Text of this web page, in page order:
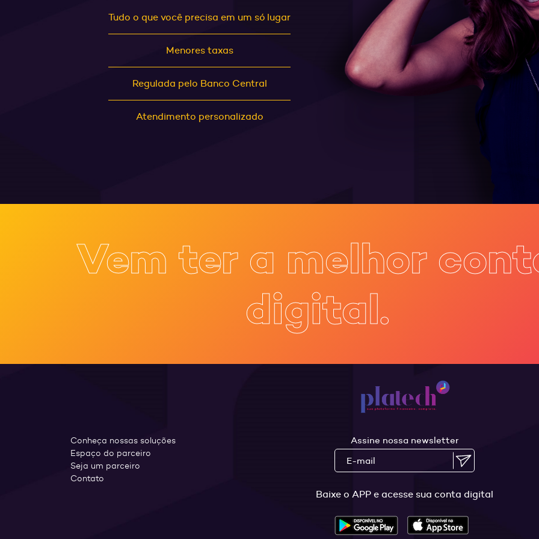
Tudo o que você precisa em um só lugar
Menores taxas
Regulada pelo Banco Central
Atendimento personalizado
Vem ter a melhor
digital.
Conheça nossas soluções
Espaço do parceiro
Seja um parceiro
Contato
Assine nossa newsletter
Baixe o APP e acesse sua conta digital